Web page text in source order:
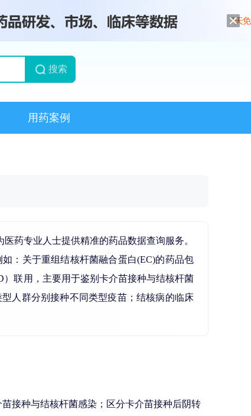
搜索
用药案例
药专业人士提供精准的药品数据查询服务。
：关于重组结核杆菌融合蛋白(EC)的药品包
联用，主要用于鉴别卡介苗接种与结核杆菌
人群分别接种不同类型疫苗；结核病的临床
接种与结核杆菌感染；区分卡介苗接种后阴转